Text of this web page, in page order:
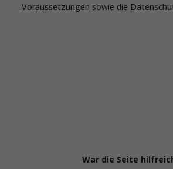
Voraussetzungen sowie die
War die Seite